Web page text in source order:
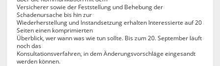
Versicherer sowie der Feststellung und Behebung der
Schadenursache bis hin zur
Wiederherstellung und Instandsetzung erhalten Interessierte auf 20
Seiten einen komprimierten
Überblick, wer wann was wie tun sollte. Bis zum 20. September läuft
noch das
Konsultationsverfahren, in dem Änderungsvorschläge eingesandt
werden können.